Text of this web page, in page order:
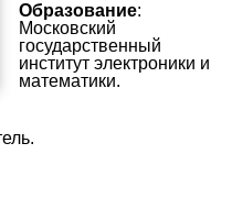
Образование:
Московский
государственный
институт электроники и
математики.